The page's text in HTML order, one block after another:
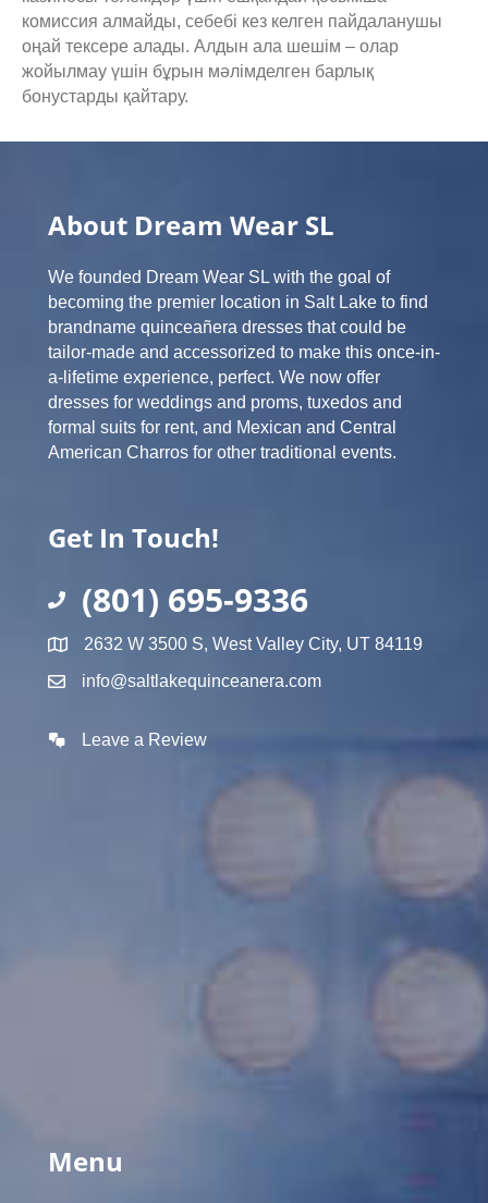
комиссия алмайды, себебі кез келген пайдаланушы
оңай тексере алады. Алдын ала шешім – олар
жойылмау үшін бұрын мәлімделген барлық
бонустарды қайтару.
About Dream Wear SL
We founded Dream Wear SL with the goal of
becoming the premier location in Salt Lake to find
brandname quinceañera dresses that could be
tailor-made and accessorized to make this once-in-
a-lifetime experience, perfect. We now offer
dresses for weddings and proms, tuxedos and
formal suits for rent, and Mexican and Central
American Charros for other traditional events.
Get In Touch!
(801) 695-9336
2632 W 3500 S, West Valley City, UT 84119
info@saltlakequinceanera.com
Leave a Review
Menu